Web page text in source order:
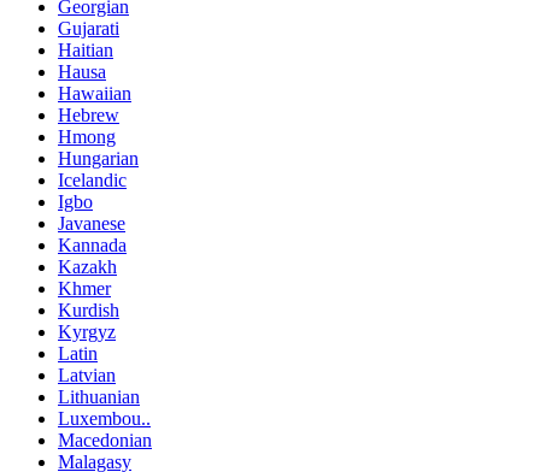
Georgian
Gujarati
Haitian
Hausa
Hawaiian
Hebrew
Hmong
Hungarian
Icelandic
Igbo
Javanese
Kannada
Kazakh
Khmer
Kurdish
Kyrgyz
Latin
Latvian
Lithuanian
Luxembou..
Macedonian
Malagasy